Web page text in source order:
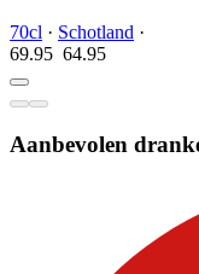
70cl · Schotland ·
69.95 64.95
Aanbevolen